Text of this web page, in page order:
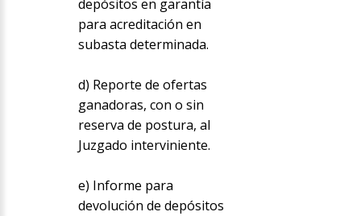
depósitos en garantía
para acreditación en
subasta determinada.
d) Reporte de ofertas
ganadoras, con o sin
reserva de postura, al
Juzgado interviniente.
e) Informe para
devolución de depósitos